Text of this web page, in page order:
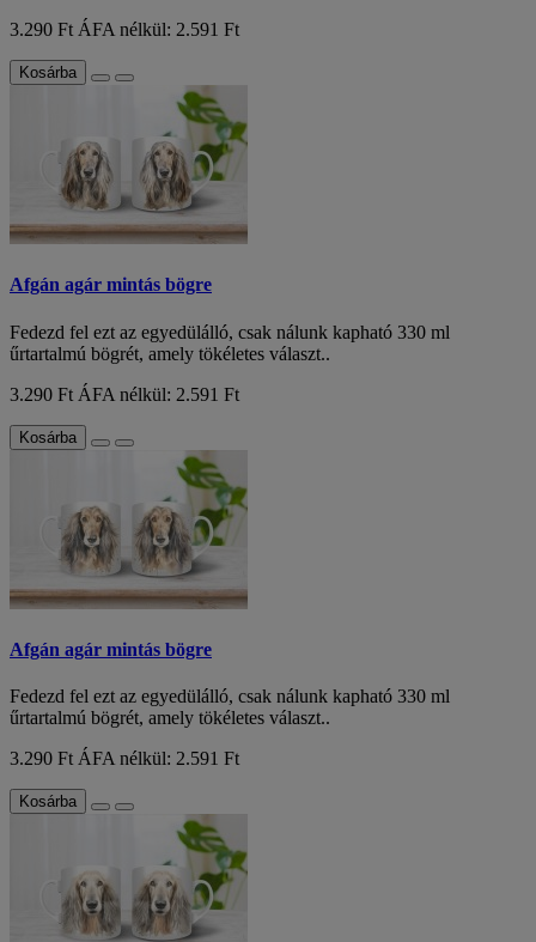
3.290 Ft ÁFA nélkül: 2.591 Ft
Kosárba
Afgán agár mintás bögre
Fedezd fel ezt az egyedülálló, csak nálunk kapható 330 ml
űrtartalmú bögrét, amely tökéletes választ..
3.290 Ft ÁFA nélkül: 2.591 Ft
Kosárba
Afgán agár mintás bögre
Fedezd fel ezt az egyedülálló, csak nálunk kapható 330 ml
űrtartalmú bögrét, amely tökéletes választ..
3.290 Ft ÁFA nélkül: 2.591 Ft
Kosárba